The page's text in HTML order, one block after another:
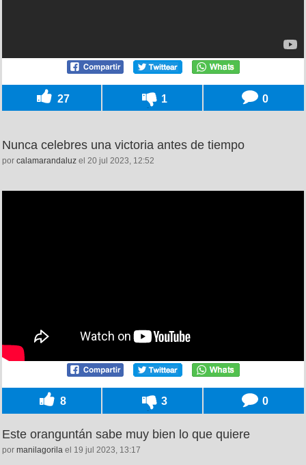
27 1 0
Nunca celebres una victoria antes de tiempo
por calamarandaluz el 20 jul 2023, 12:52
8 3 0
Este oranguntán sabe muy bien lo que quiere
por manilagorila el 19 jul 2023, 13:17